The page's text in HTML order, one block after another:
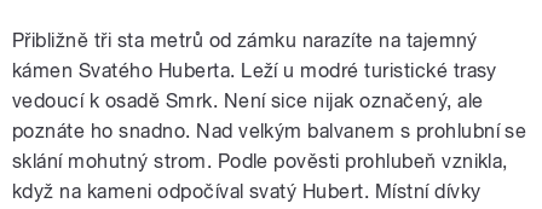
Přibližně tři sta metrů od zámku narazíte na tajemný
kámen Svatého Huberta. Leží u modré turistické trasy
vedoucí k osadě Smrk. Není sice nijak označený, ale
poznáte ho snadno. Nad velkým balvanem s prohlubní se
sklání mohutný strom. Podle pověsti prohlubeň vznikla,
když na kameni odpočíval svatý Hubert. Místní dívky